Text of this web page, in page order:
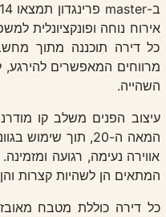
אירוח נוחה ופונקציונלית
כל דירה תוכננה מתוך
מרווחים המאפשרים להירגע,
השהייה.
עיצוב הפנים משלב קו
המאה ה-20, תוך
אווירה נעימה, רגועה
המתאים הן לשהיות קצרות
כל דירה כוללת מטבח